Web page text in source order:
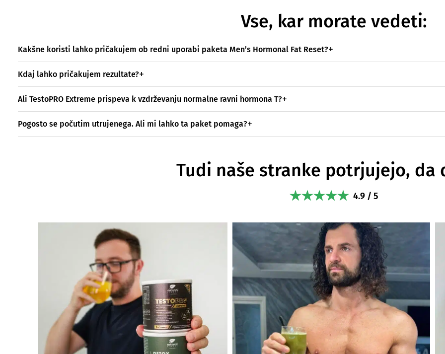
Vse, kar morate vedeti:
Kakšne koristi lahko pričakujem ob redni uporabi paketa Men’s Hormonal Fat Reset?
Kdaj lahko pričakujem rezultate?
Ali TestoPRO Extreme prispeva k vzdrževanju normalne ravni hormona T?
Pogosto se počutim utrujenega. Ali mi lahko ta paket pomaga?
Tudi naše stranke potrjujejo, da
4.9 / 5